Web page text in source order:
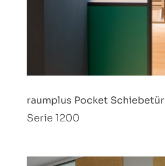
raumplus Pocket Schiebetür
Serie 1200